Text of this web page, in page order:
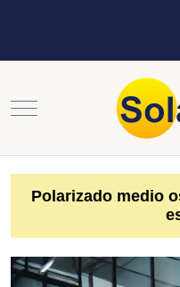
Mobile Menu Toggle
Polarizado medio